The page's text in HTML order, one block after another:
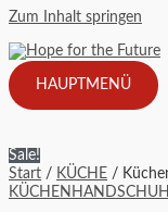
Zum Inhalt springen
HAUPTMENÜ
Sale!
Start / KÜCHE /